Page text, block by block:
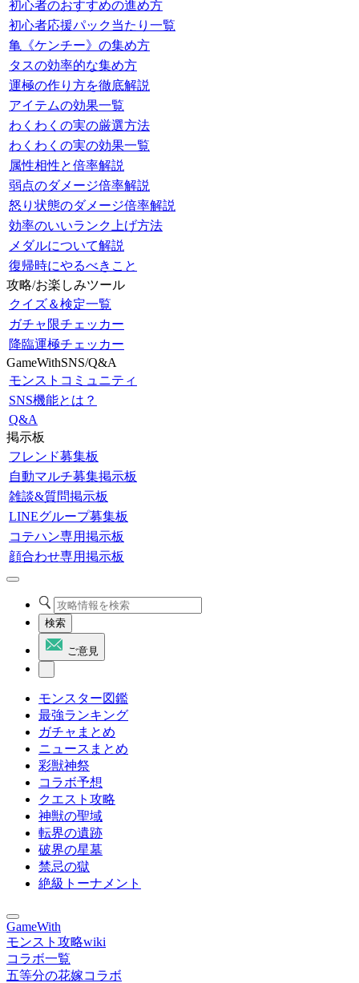
初心者のおすすめの進め方
初心者応援パック当たり一覧
亀《ケンチー》の集め方
タスの効率的な集め方
運極の作り方を徹底解説
アイテムの効果一覧
わくわくの実の厳選方法
わくわくの実の効果一覧
属性相性と倍率解説
弱点のダメージ倍率解説
怒り状態のダメージ倍率解説
効率のいいランク上げ方法
メダルについて解説
復帰時にやるべきこと
攻略/お楽しみツール
クイズ＆検定一覧
ガチャ限チェッカー
降臨運極チェッカー
GameWithSNS/Q&A
モンストコミュニティ
SNS機能とは？
Q&A
掲示板
フレンド募集板
自動マルチ募集掲示板
雑談&質問掲示板
LINEグループ募集板
コテハン専用掲示板
顔合わせ専用掲示板
検索
ご意見
モンスター図鑑
最強ランキング
ガチャまとめ
ニュースまとめ
彩獣神祭
コラボ予想
クエスト攻略
神獣の聖域
転界の遺跡
破界の星墓
禁忌の獄
絶級トーナメント
GameWith
モンスト攻略wiki
コラボ一覧
五等分の花嫁コラボ